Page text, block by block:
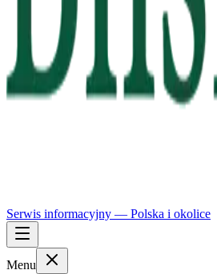
Serwis informacyjny — Polska i okolice
Menu